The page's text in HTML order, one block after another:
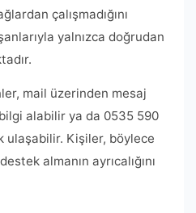
çalışmadığını
yalnızca doğrudan
mail üzerinden mesaj
alabilir ya da 0535 590
ulaşabilir. Kişiler, böylece
almanın ayrıcalığını